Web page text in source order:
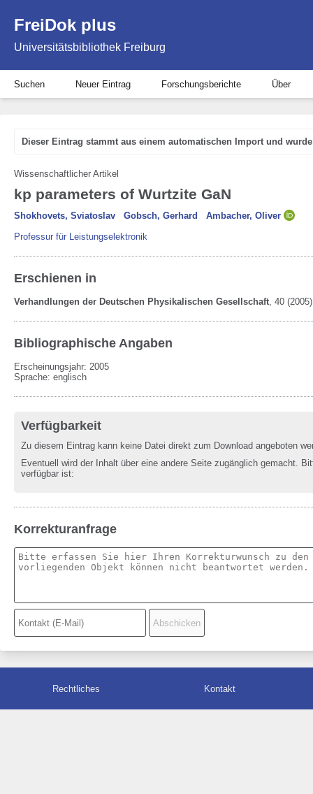
FreiDok plus
Universitätsbibliothek Freiburg
Suchen Neuer Eintrag Forschungsberichte Über
Dieser Eintrag stammt aus einem automatischen Import und
Wissenschaftlicher Artikel
kp parameters of Wurtzite GaN
Shokhovets, Sviatoslav Gobsch, Gerhard Ambacher, Oliver
Professur für Leistungselektronik
Erschienen in
Verhandlungen der Deutschen Physikalischen Gesellschaft, 40 (2005)
Bibliographische Angaben
Erscheinungsjahr: 2005
Sprache: englisch
Verfügbarkeit
Zu diesem Eintrag kann keine Datei direkt zum Download angeboten
Eventuell wird der Inhalt über eine andere Seite zugänglich gemacht.
verfügbar ist:
Korrekturanfrage
Rechtliches Kontakt